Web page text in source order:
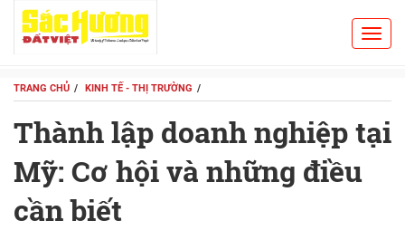
TRANG CHỦ KINH TẾ - THỊ TRƯỜNG
Thành lập doanh nghiệp tại
Mỹ: Cơ hội và những điều
cần biết